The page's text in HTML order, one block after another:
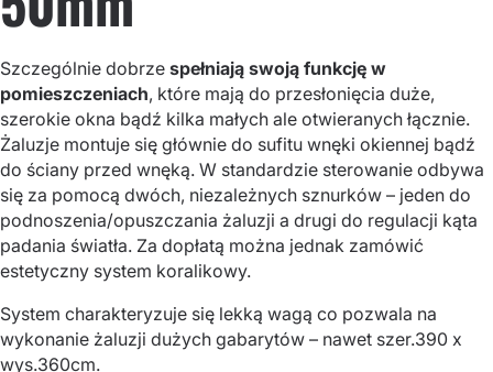
Szczególnie dobrze spełniają swoją funkcję w
pomieszczeniach, które mają do przesłonięcia duże,
szerokie okna bądź kilka małych ale otwieranych łącznie.
Żaluzje montuje się głównie do sufitu wnęki okiennej bądź
do ściany przed wnęką. W standardzie sterowanie odbywa
się za pomocą dwóch, niezależnych sznurków – jeden do
podnoszenia/opuszczania żaluzji a drugi do regulacji kąta
padania światła. Za dopłatą można jednak zamówić
estetyczny system koralikowy.
System charakteryzuje się lekką wagą co pozwala na
wykonanie żaluzji dużych gabarytów – nawet szer.390 x
wys.360cm.